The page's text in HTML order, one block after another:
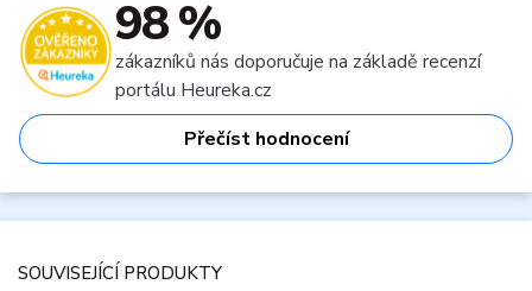
98 %
zákazníků nás doporučuje na základě recenzí
portálu Heureka.cz
Přečíst hodnocení
SOUVISEJÍCÍ PRODUKTY